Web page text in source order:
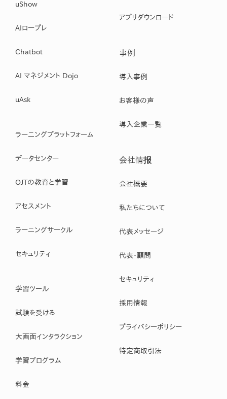
uShow
AIロープレ
Chatbot
AI マネジメント Dojo
uAsk
ラーニングプラットフォーム
データセンター
OJTの教育と学習
アセスメント
ラーニングサークル
セキュリティ
学習ツール
試験を受ける
大画面インタラクション
学習プログラム
料金
アプリダウンロード
事例
導入事例
お客様の声
導入企業一覧
会社情报
会社概要
私たちについて
代表メッセージ
代表・顧問
セキュリティ
採用情報
プライバシーポリシー
特定商取引法